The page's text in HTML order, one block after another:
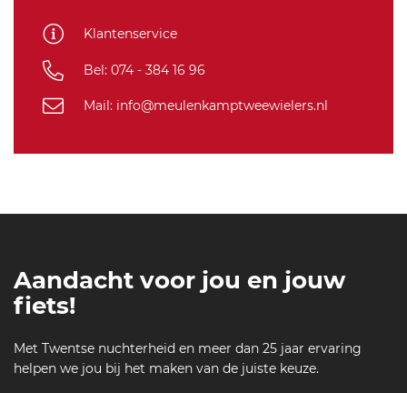
Klantenservice
Bel: 074 - 384 16 96
Mail: info@meulenkamptweewielers.nl
Aandacht voor jou en jouw
fiets!
Met Twentse nuchterheid en meer dan 25 jaar ervaring
helpen we jou bij het maken van de juiste keuze.